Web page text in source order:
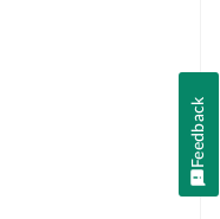
Feedback